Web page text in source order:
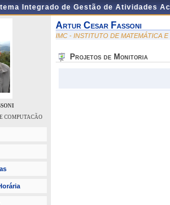
Integrado de Gestão de Atividades
COMPUTACÃO
Artur Cesar Fassoni
IMC - INSTITUTO DE MATEMÁTICA
Projetos de Monitoria